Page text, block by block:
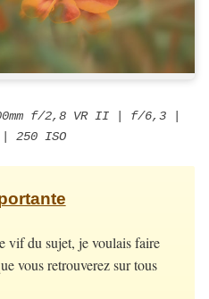
f/2,8 VR II | f/6,3 |
250 ISO
vif du sujet, je voulais faire
vous retrouverez sur tous